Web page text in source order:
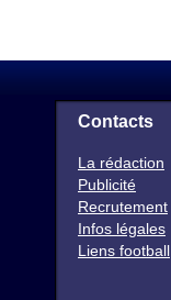
Contacts
La rédaction
Publicité
Recrutement
Infos légales
Liens football